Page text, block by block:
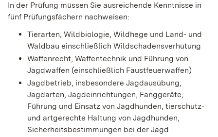
In der Prüfung müssen Sie ausreichende Kenntnisse in
fünf Prüfungsfächern nachweisen:
Tierarten, Wildbiologie, Wildhege und Land- und
Waldbau einschließlich Wildschadensverhütung
Waffenrecht, Waffentechnik und Führung von
Jagdwaffen (einschließlich Faustfeuerwaffen)
Jagdbetrieb, insbesondere Jagdausübung,
Jagdarten, Jagdeinrichtungen, Fanggeräte,
Führung und Einsatz von Jagdhunden, tierschutz-
und artgerechte Haltung von Jagdhunden,
Sicherheitsbestimmungen bei der Jagd